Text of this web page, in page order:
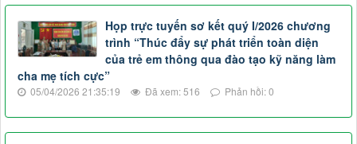
Họp trực tuyến sơ kết quý I/2026 chương
trình “Thúc đẩy sự phát triển toàn diện
của trẻ em thông qua đào tạo kỹ năng làm
cha mẹ tích cực”
05/04/2026 21:35:19 Đã xem: 516 Phản hồi: 0